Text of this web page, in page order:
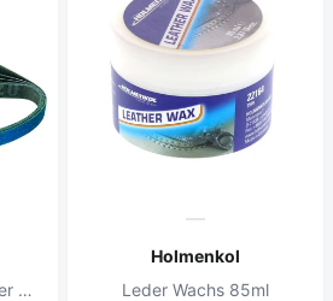
SpareBand Smart Edger Grob 5 Stück
Holmenkol
Leder Wachs 85ml